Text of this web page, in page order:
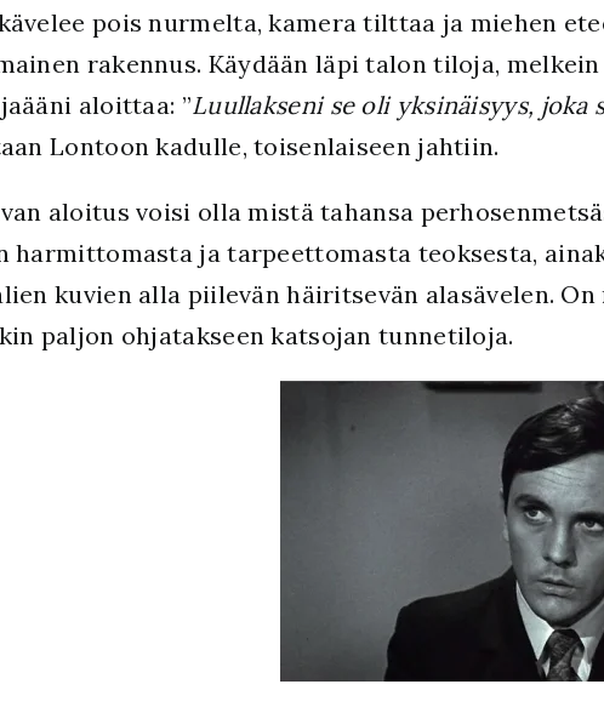
pois nurmelta, kamera tilttaa ja miehen
rakennus. Käydään läpi talon tiloja,
aloittaa: ”Luullakseni se oli yksinäisyys,
Lontoon kadulle, toisenlaiseen jahtiin.
aloitus voisi olla mistä tahansa
harmittomasta ja tarpeettomasta teoksesta,
kuvien alla piilevän häiritsevän alasävelen.
paljon ohjatakseen katsojan tunnetiloja.